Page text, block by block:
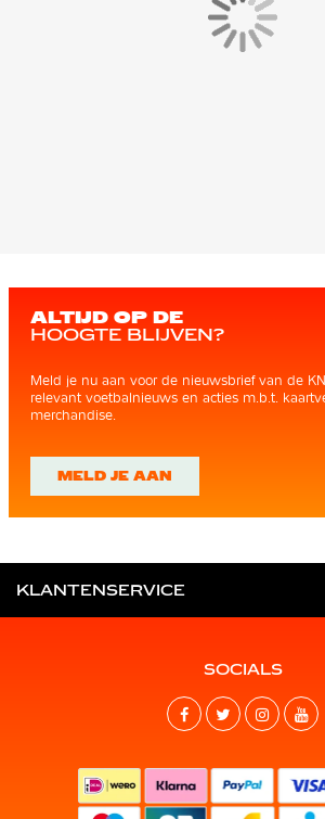
ALTIJD OP DE
HOOGTE BLIJVEN?
Meld je nu aan voor de nieuwsbrief van de
relevant voetbalnieuws en acties m.b.t.
merchandise.
MELD JE AAN
KLANTENSERVICE
SOCIALS